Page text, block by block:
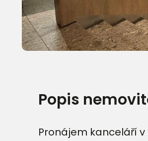
Popis
Pronájem kanceláří